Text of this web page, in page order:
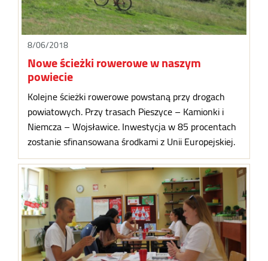
8/06/2018
Nowe ścieżki rowerowe w naszym
powiecie
Kolejne ścieżki rowerowe powstaną przy drogach
powiatowych. Przy trasach Pieszyce – Kamionki i
Niemcza – Wojsławice. Inwestycja w 85 procentach
zostanie sfinansowana środkami z Unii Europejskiej.